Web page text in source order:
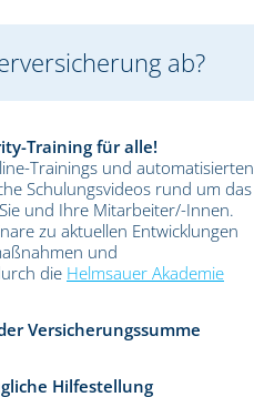
ab?
Training für alle!
Trainings und automatisierten
Schulungsvideos rund um das
und Ihre Mitarbeiter/-Innen.
zu aktuellen Entwicklungen
und
die Helmsauer Akademie
Versicherungssumme
Hilfestellung